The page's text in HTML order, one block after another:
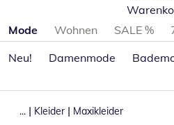
Produktkategorien überspringen
Mode Wohnen SALE %
Neu!
Damenmode
... | Kleider | Maxikleider